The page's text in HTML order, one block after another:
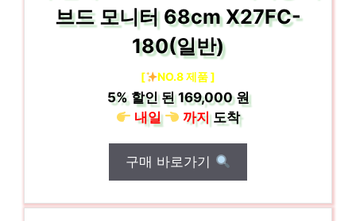
브드 모니터 68cm X27FC-
180(일반)
[ NO.8 제품 ]
5%할인 된169,000 원
내일
까지도착
구매 바로가기